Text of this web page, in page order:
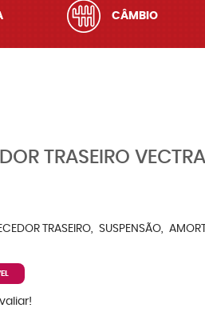
CÂMBIO
TRASEIRO
TRASEIRO SUSPENSÃO